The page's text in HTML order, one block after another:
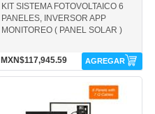
KIT SISTEMA FOTOVOLTAICO 6
PANELES, INVERSOR APP
MONITOREO ( PANEL SOLAR )
MXN$117,945.59 AGREGAR